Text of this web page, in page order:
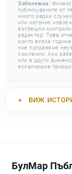
Забележка:
публикуваните от
много редки
или неточно
вътрешни контроли
редактор. Това
които всяка
ние поправяме
компании. Ако
или в други
ескалираме
ВИЖ
БулМар